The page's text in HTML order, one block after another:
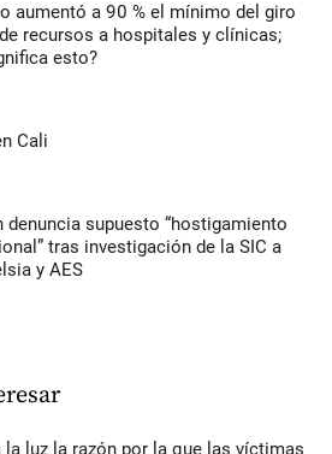
aumentó a 90 % el mínimo del giro
recursos a hospitales y clínicas;
esto?
Cali
denuncia supuesto “hostigamiento
tras investigación de la SIC a
y AES
la luz la razón por la que las víctimas